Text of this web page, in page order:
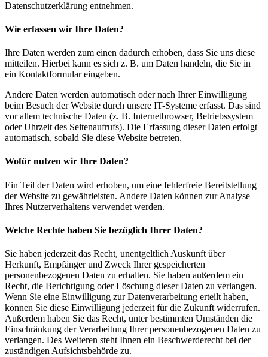
Datenschutzerklärung entnehmen.
Wie erfassen wir Ihre Daten?
Ihre Daten werden zum einen dadurch erhoben, dass Sie uns diese
mitteilen. Hierbei kann es sich z. B. um Daten handeln, die Sie in
ein Kontaktformular eingeben.
Andere Daten werden automatisch oder nach Ihrer Einwilligung
beim Besuch der Website durch unsere IT-Systeme erfasst. Das sind
vor allem technische Daten (z. B. Internetbrowser, Betriebssystem
oder Uhrzeit des Seitenaufrufs). Die Erfassung dieser Daten erfolgt
automatisch, sobald Sie diese Website betreten.
Wofür nutzen wir Ihre Daten?
Ein Teil der Daten wird erhoben, um eine fehlerfreie Bereitstellung
der Website zu gewährleisten. Andere Daten können zur Analyse
Ihres Nutzerverhaltens verwendet werden.
Welche Rechte haben Sie bezüglich Ihrer Daten?
Sie haben jederzeit das Recht, unentgeltlich Auskunft über
Herkunft, Empfänger und Zweck Ihrer gespeicherten
personenbezogenen Daten zu erhalten. Sie haben außerdem ein
Recht, die Berichtigung oder Löschung dieser Daten zu verlangen.
Wenn Sie eine Einwilligung zur Datenverarbeitung erteilt haben,
können Sie diese Einwilligung jederzeit für die Zukunft widerrufen.
Außerdem haben Sie das Recht, unter bestimmten Umständen die
Einschränkung der Verarbeitung Ihrer personenbezogenen Daten zu
verlangen. Des Weiteren steht Ihnen ein Beschwerderecht bei der
zuständigen Aufsichtsbehörde zu.